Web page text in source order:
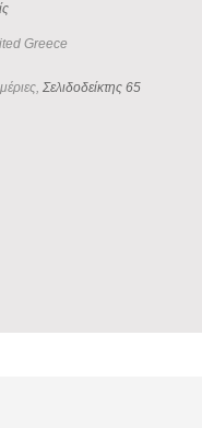
Greece
Σελιδοδείκτης 65